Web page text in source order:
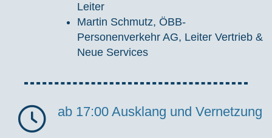
Leiter
Martin Schmutz, ÖBB-
Personenverkehr AG, Leiter Vertrieb &
Neue Services
ab 17:00 Ausklang und Vernetzung